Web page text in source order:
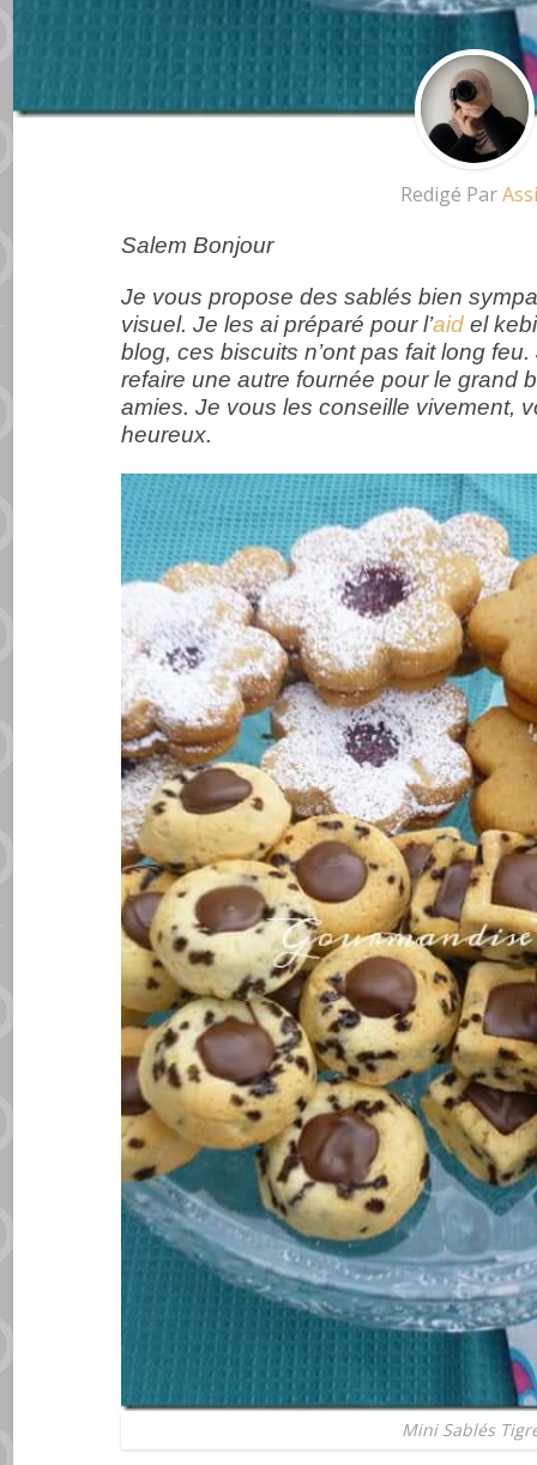
Redigé Par
Salem Bonjour
Je vous propose des sablés bien
visuel. Je les ai préparé pour l’aid el
blog, ces biscuits n’ont pas fait long
refaire une autre fournée pour le grand
amies. Je vous les conseille vivement,
heureux.
Mini Sablés